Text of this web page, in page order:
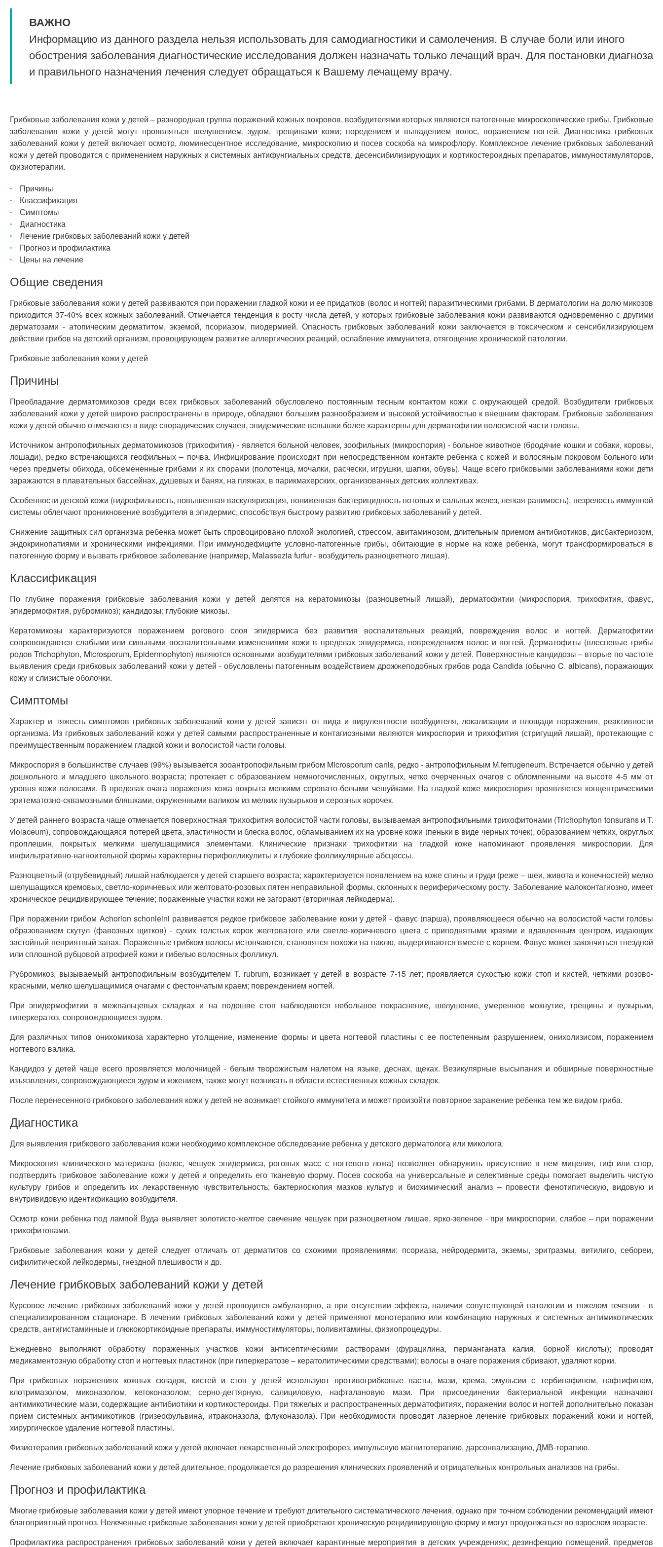
ВАЖНО
Информацию из данного раздела нельзя использовать для самодиагностики и самолечения. В случае боли или иного
обострения заболевания диагностические исследования должен назначать только лечащий врач. Для постановки диагноза
и правильного назначения лечения следует обращаться к Вашему лечащему врачу.
Грибковые заболевания кожи у детей – разнородная группа поражений кожных покровов, возбудителями которых являются патогенные микроскопические грибы. Грибковые
заболевания кожи у детей могут проявляться шелушением, зудом, трещинами кожи; поредением и выпадением волос, поражением ногтей. Диагностика грибковых
заболеваний кожи у детей включает осмотр, люминесцентное исследование, микроскопию и посев соскоба на микрофлору. Комплексное лечение грибковых заболеваний
кожи у детей проводится с применением наружных и системных антифунгиальных средств, десенсибилизирующих и кортикостероидных препаратов, иммуностимуляторов,
физиотерапии.
Причины
Классификация
Симптомы
Диагностика
Лечение грибковых заболеваний кожи у детей
Прогноз и профилактика
Цены на лечение
Общие сведения
Грибковые заболевания кожи у детей развиваются при поражении гладкой кожи и ее придатков (волос и ногтей) паразитическими грибами. В дерматологии на долю микозов
приходится 37-40% всех кожных заболеваний. Отмечается тенденция к росту числа детей, у которых грибковые заболевания кожи развиваются одновременно с другими
дерматозами - атопическим дерматитом, экземой, псориазом, пиодермией. Опасность грибковых заболеваний кожи заключается в токсическом и сенсибилизирующем
действии грибов на детский организм, провоцирующем развитие аллергических реакций, ослабление иммунитета, отягощение хронической патологии.
Грибковые заболевания кожи у детей
Причины
Преобладание дерматомикозов среди всех грибковых заболеваний обусловлено постоянным тесным контактом кожи с окружающей средой. Возбудители грибковых
заболеваний кожи у детей широко распространены в природе, обладают большим разнообразием и высокой устойчивостью к внешним факторам. Грибковые заболевания
кожи у детей обычно отмечаются в виде спорадических случаев, эпидемические вспышки более характерны для дерматофитии волосистой части головы.
Источником антропофильных дерматомикозов (трихофития) - является больной человек, зоофильных (микроспория) - больное животное (бродячие кошки и собаки, коровы,
лошади), редко встречающихся геофильных – почва. Инфицирование происходит при непосредственном контакте ребенка с кожей и волосяным покровом больного или
через предметы обихода, обсемененные грибами и их спорами (полотенца, мочалки, расчески, игрушки, шапки, обувь). Чаще всего грибковыми заболеваниями кожи дети
заражаются в плавательных бассейнах, душевых и банях, на пляжах, в парикмахерских, организованных детских коллективах.
Особенности детской кожи (гидрофильность, повышенная васкуляризация, пониженная бактерицидность потовых и сальных желез, легкая ранимость), незрелость иммунной
системы облегчают проникновение возбудителя в эпидермис, способствуя быстрому развитию грибковых заболеваний у детей.
Снижение защитных сил организма ребенка может быть спровоцировано плохой экологией, стрессом, авитаминозом, длительным приемом антибиотиков, дисбактериозом,
эндокринопатиями и хроническими инфекциями. При иммунодефиците условно-патогенные грибы, обитающие в норме на коже ребенка, могут трансформироваться в
патогенную форму и вызвать грибковое заболевание (например, Malassezia furfur - возбудитель разноцветного лишая).
Классификация
По глубине поражения грибковые заболевания кожи у детей делятся на кератомикозы (разноцветный лишай), дерматофитии (микроспория, трихофития, фавус,
эпидермофития, рубромикоз); кандидозы; глубокие микозы.
Кератомикозы характеризуются поражением рогового слоя эпидермиса без развития воспалительных реакций, повреждения волос и ногтей. Дерматофитии
сопровождаются слабыми или сильными воспалительными изменениями кожи в пределах эпидермиса, повреждением волос и ногтей. Дерматофиты (плесневые грибы
родов Trichophyton, Microsporum, Epidermophyton) являются основными возбудителями грибковых заболеваний кожи у детей. Поверхностные кандидозы – вторые по частоте
выявления среди грибковых заболеваний кожи у детей - обусловлены патогенным воздействием дрожжеподобных грибов рода Candida (обычно C. albicans), поражающих
кожу и слизистые оболочки.
Симптомы
Характер и тяжесть симптомов грибковых заболеваний кожи у детей зависят от вида и вирулентности возбудителя, локализации и площади поражения, реактивности
организма. Из грибковых заболеваний кожи у детей самыми распространенные и контагиозными являются микроспория и трихофития (стригущий лишай), протекающие с
преимущественным поражением гладкой кожи и волосистой части головы.
Микроспория в большинстве случаев (99%) вызывается зооантропофильным грибом Microsporum canis, редко - антропофильным M.ferrugeneum. Встречается обычно у детей
дошкольного и младшего школьного возраста; протекает с образованием немногочисленных, округлых, четко очерченных очагов с обломленными на высоте 4-5 мм от
уровня кожи волосами. В пределах очага поражения кожа покрыта мелкими серовато-белыми чешуйками. На гладкой коже микроспория проявляется концентрическими
эритематозно-сквамозными бляшками, окруженными валиком из мелких пузырьков и серозных корочек.
У детей раннего возраста чаще отмечается поверхностная трихофития волосистой части головы, вызываемая антропофильными трихофитонами (Trichophyton tonsurans и T.
violaceum), сопровождающаяся потерей цвета, эластичности и блеска волос, обламыванием их на уровне кожи (пеньки в виде черных точек), образованием четких, округлых
проплешин, покрытых мелкими шелушащимися элементами. Клинические признаки трихофитии на гладкой коже напоминают проявления микроспории. Для
инфильтративно-нагноительной формы характерны перифолликулиты и глубокие фолликулярные абсцессы.
Разноцветный (отрубевидный) лишай наблюдается у детей старшего возраста; характеризуется появлением на коже спины и груди (реже – шеи, живота и конечностей) мелко
шелушащихся кремовых, светло-коричневых или желтовато-розовых пятен неправильной формы, склонных к периферическому росту. Заболевание малоконтагиозно, имеет
хроническое рецидивирующее течение; пораженные участки кожи не загорают (вторичная лейкодерма).
При поражении грибом Achorion schonleini развивается редкое грибковое заболевание кожи у детей - фавус (парша), проявляющееся обычно на волосистой части головы
образованием скутул (фавозных щитков) - сухих толстых корок желтоватого или светло-коричневого цвета с приподнятыми краями и вдавленным центром, издающих
застойный неприятный запах. Пораженные грибком волосы истончаются, становятся похожи на паклю, выдергиваются вместе с корнем. Фавус может закончиться гнездной
или сплошной рубцовой атрофией кожи и гибелью волосяных фолликул.
Рубромикоз, вызываемый антропофильным возбудителем T. rubrum, возникает у детей в возрасте 7-15 лет; проявляется сухостью кожи стоп и кистей, четкими розово-
красными, мелко шелушащимися очагами с фестончатым краем; повреждением ногтей.
При эпидермофитии в межпальцевых складках и на подошве стоп наблюдаются небольшое покраснение, шелушение, умеренное мокнутие, трещины и пузырьки,
гиперкератоз, сопровождающиеся зудом.
Для различных типов онихомикоза характерно утолщение, изменение формы и цвета ногтевой пластины с ее постепенным разрушением, онихолизисом, поражением
ногтевого валика.
Кандидоз у детей чаще всего проявляется молочницей - белым творожистым налетом на языке, деснах, щеках. Везикулярные высыпания и обширные поверхностные
изъязвления, сопровождающиеся зудом и жжением, также могут возникать в области естественных кожных складок.
После перенесенного грибкового заболевания кожи у детей не возникает стойкого иммунитета и может произойти повторное заражение ребенка тем же видом гриба.
Диагностика
Для выявления грибкового заболевания кожи необходимо комплексное обследование ребенка у детского дерматолога или миколога.
Микроскопия клинического материала (волос, чешуек эпидермиса, роговых масс с ногтевого ложа) позволяет обнаружить присутствие в нем мицелия, гиф или спор,
подтвердить грибковое заболевание кожи у детей и определить его тканевую форму. Посев соскоба на универсальные и селективные среды помогает выделить чистую
культуру грибов и определить их лекарственную чувствительность; бактериоскопия мазков культур и биохимический анализ – провести фенотипическую, видовую и
внутривидовую идентификацию возбудителя.
Осмотр кожи ребенка под лампой Вуда выявляет золотисто-желтое свечение чешуек при разноцветном лишае, ярко-зеленое - при микроспории, слабое – при поражении
трихофитонами.
Грибковые заболевания кожи у детей следует отличать от дерматитов со схожими проявлениями: псориаза, нейродермита, экземы, эритразмы, витилиго, себореи,
сифилитической лейкодермы, гнездной плешивости и др.
Лечение грибковых заболеваний кожи у детей
Курсовое лечение грибковых заболеваний кожи у детей проводится амбулаторно, а при отсутствии эффекта, наличии сопутствующей патологии и тяжелом течении - в
специализированном стационаре. В лечении грибковых заболеваний кожи у детей применяют монотерапию или комбинацию наружных и системных антимикотических
средств, антигистаминные и глюкокортикоидные препараты, иммуностимуляторы, поливитамины, физиопроцедуры.
Ежедневно выполняют обработку пораженных участков кожи антисептическими растворами (фурацилина, перманганата калия, борной кислоты); проводят
медикаментозную обработку стоп и ногтевых пластинок (при гиперкератозе – кератолитическими средствами); волосы в очаге поражения сбривают, удаляют корки.
При грибковых поражениях кожных складок, кистей и стоп у детей используют противогрибковые пасты, мази, крема, эмульсии с тербинафином, нафтифином,
клотримазолом, миконазолом, кетоконазолом; серно-дегтярную, салициловую, нафталановую мази. При присоединении бактериальной инфекции назначают
антимикотические мази, содержащие антибиотики и кортикостероиды. При тяжелых и распространенных дерматофитиях, поражении волос и ногтей дополнительно показан
прием системных антимикотиков (гризеофульвина, итраконазола, флуконазола). При необходимости проводят лазерное лечение грибковых поражений кожи и ногтей,
хирургическое удаление ногтевой пластины.
Физиотерапия грибковых заболеваний кожи у детей включает лекарственный электрофорез, импульсную магнитотерапию, дарсонвализацию, ДМВ-терапию.
Лечение грибковых заболеваний кожи у детей длительное, продолжается до разрешения клинических проявлений и отрицательных контрольных анализов на грибы.
Прогноз и профилактика
Многие грибковые заболевания кожи у детей имеют упорное течение и требуют длительного систематического лечения, однако при точном соблюдении рекомендаций имеют
благоприятный прогноз. Нелеченные грибковые заболевания кожи у детей приобретают хроническую рецидивирующую форму и могут продолжаться во взрослом возрасте.
Профилактика распространения грибковых заболеваний кожи у детей включает карантинные мероприятия в детских учреждениях; дезинфекцию помещений, предметов